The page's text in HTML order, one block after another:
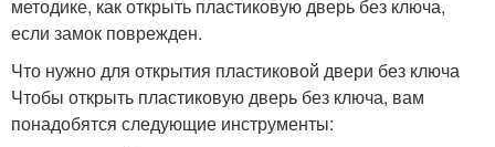
методике, как открыть пластиковую дверь без ключа,
если замок поврежден.
Что нужно для открытия пластиковой двери без ключа
Чтобы открыть пластиковую дверь без ключа, вам
понадобятся следующие инструменты: